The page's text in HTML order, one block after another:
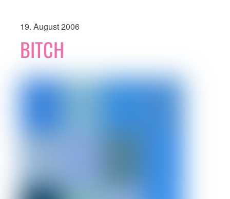
19. August 2006
BITCH